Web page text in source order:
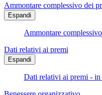
Ammontare complessivo dei
Espandi
Ammontare
Dati relativi ai premi
Espandi
Dati relativi ai premi - in